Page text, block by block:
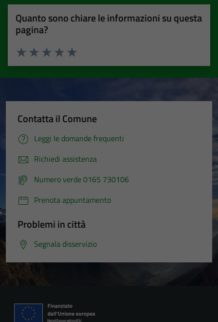
Quanto sono chiare le informazioni su questa
pagina?
Valuta 5 stelle su 5
Valuta 4 stelle su 5
Valuta 3 stelle su 5
Valuta 2 stelle su 5
Valuta 1 stelle su 5
Contatta il Comune
Leggi le domande frequenti
Richiedi assistenza
Numero verde 0165 730106
Prenota appuntamento
Problemi in città
Segnala disservizio